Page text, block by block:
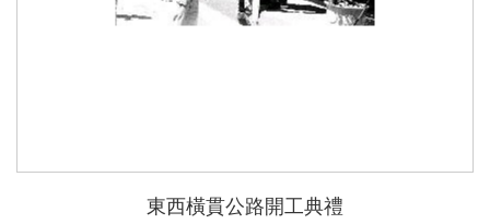
東西橫貫公路開工典禮